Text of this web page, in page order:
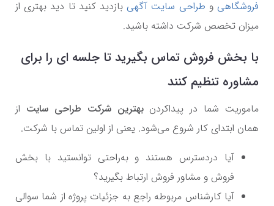
فروشگاهی و طراحی سایت آگهی بازدید کنید تا دید بهتری از
میزان تخصص شرکت داشته باشید.
با بخش فروش تماس بگیرید تا جلسه ای را برای
مشاوره تنظیم کنند
ماموریت شما در پیداکردنبهترین شرکت طراحی سایت از
همان ابتدای کار شروع می‌شود. یعنی از اولین تماس با شرکت.
آیا دردسترس هستند و به‌راحتی توانستید با بخش
فروش و مشاور فروش ارتباط بگیرید؟
آیا کارشناس مربوطه راجع به جزئیات پروژه از شما سوالی